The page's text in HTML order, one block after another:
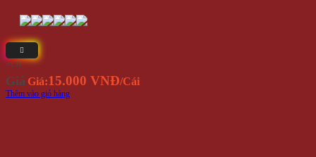
⭐(3)
Giá Giá:15.000 VNĐ/Cái
Thêm vào giỏ hàng